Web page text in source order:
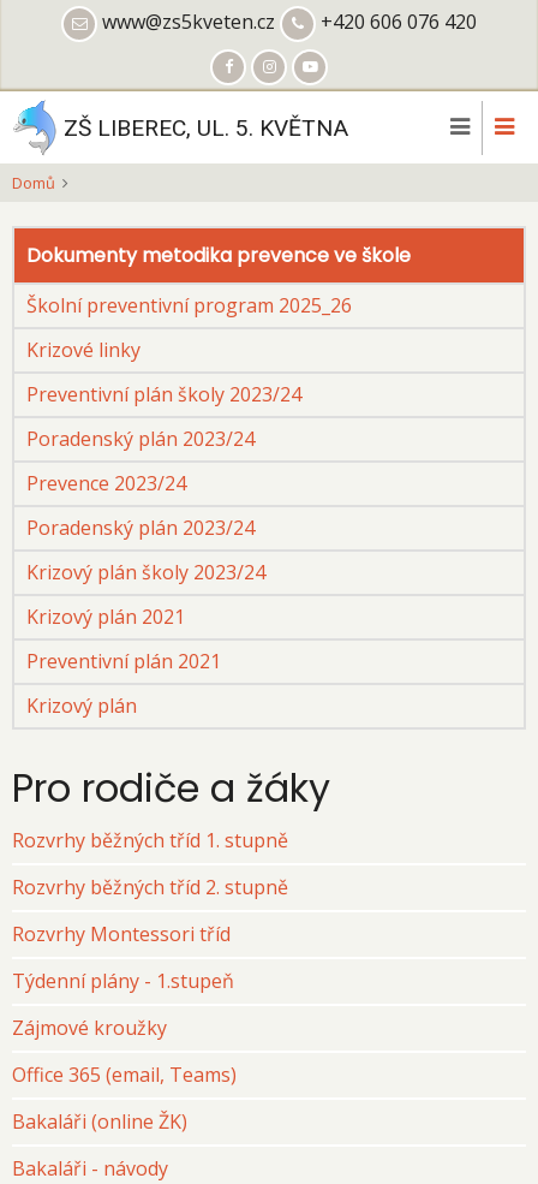
obsahu
www@zs5kveten.cz +420 606 076 420
ZŠ LIBEREC, UL. 5. KVĚTNA
Domů
Dokumenty metodika prevence ve škole
Školní preventivní program 2025_26
Krizové linky
Preventivní plán školy 2023/24
Poradenský plán 2023/24
Prevence 2023/24
Poradenský plán 2023/24
Krizový plán školy 2023/24
Krizový plán 2021
Preventivní plán 2021
Krizový plán
Pro rodiče a žáky
Rozvrhy běžných tříd 1. stupně
Rozvrhy běžných tříd 2. stupně
Rozvrhy Montessori tříd
Týdenní plány - 1.stupeň
Zájmové kroužky
Office 365 (email, Teams)
Bakaláři (online ŽK)
Bakaláři - návody